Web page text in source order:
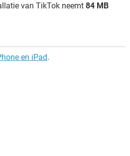
van TikTok neemt 84 MB
en iPad.